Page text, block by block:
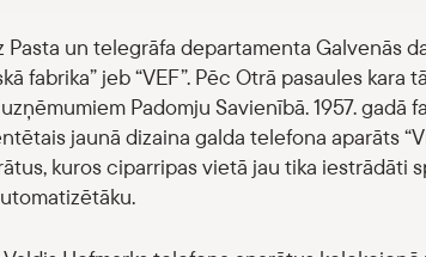
Pasta un telegrāfa departamenta Galvenās
fabrika” jeb “VEF”. Pēc Otrā pasaules
Padomju Savienībā. 1957.
jaunā dizaina galda telefona aparāts
kuros ciparripas vietā jau tika iestrādāti